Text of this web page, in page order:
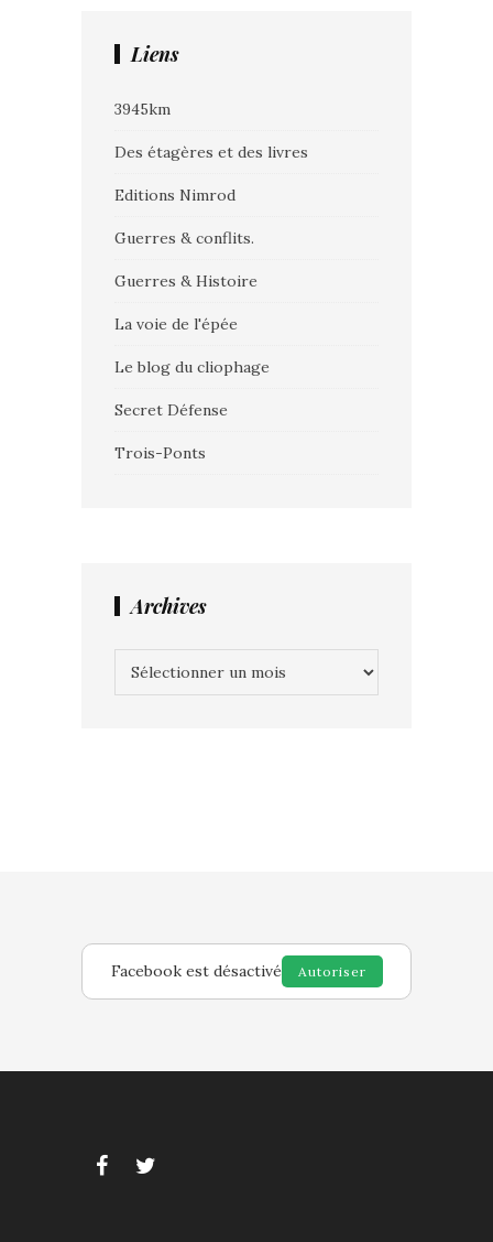
Liens
3945km
Des étagères et des livres
Editions Nimrod
Guerres & conflits.
Guerres & Histoire
La voie de l'épée
Le blog du cliophage
Secret Défense
Trois-Ponts
Archives
Facebook est désactivé Autoriser